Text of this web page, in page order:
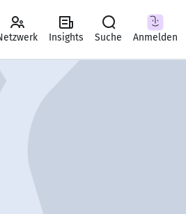
Insights Suche Anmelden